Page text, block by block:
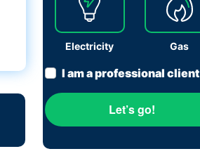
Electricity Gas
I am a professional client
Let’s go!